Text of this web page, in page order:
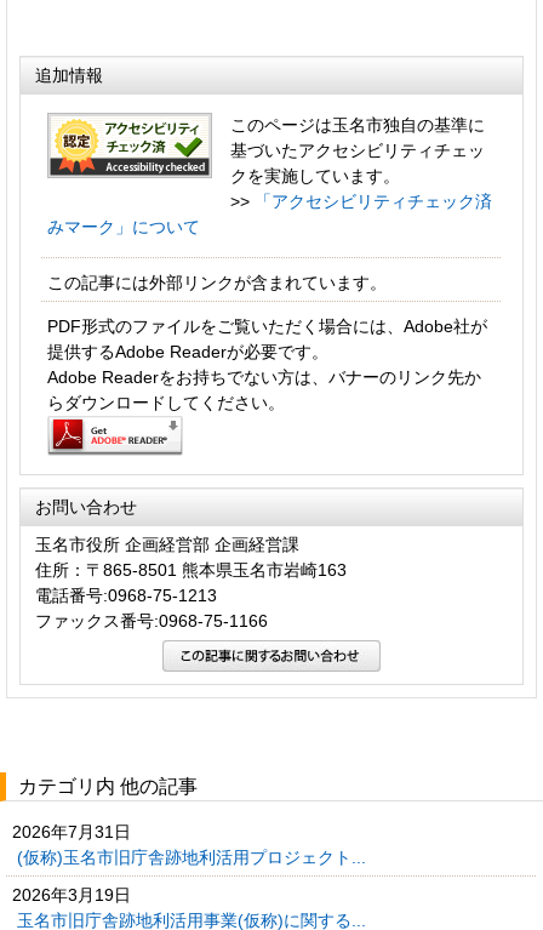
追加情報
このページは玉名市独自の基準に
基づいたアクセシビリティチェッ
クを実施しています。
>>
「アクセシビリティチェック済
みマーク」について
この記事には外部リンクが含まれています。
PDF形式のファイルをご覧いただく場合には、Adobe社が
提供するAdobe Readerが必要です。
Adobe Readerをお持ちでない方は、バナーのリンク先か
らダウンロードしてください。
お問い合わせ
玉名市役所 企画経営部 企画経営課
住所：〒865-8501 熊本県玉名市岩崎163
電話番号:0968-75-1213
ファックス番号:0968-75-1166
カテゴリ内 他の記事
2026年7月31日
(仮称)玉名市旧庁舎跡地利活用プロジェクト...
2026年3月19日
玉名市旧庁舎跡地利活用事業(仮称)に関する...